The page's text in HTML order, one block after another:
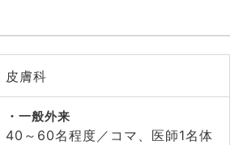
皮膚科
一般外来
40～60名程度／コマ、医師1名体